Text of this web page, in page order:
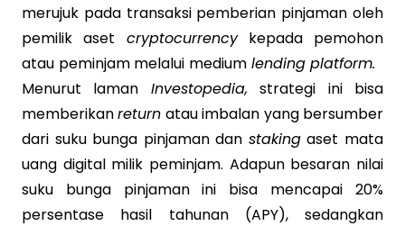
merujuk pada transaksi pemberian pinjaman oleh
pemilik aset cryptocurrencykepada pemohon
atau peminjam melalui medium lending platform.
Menurut laman Investopedia, strategi ini bisa
memberikanreturn atau imbalan yang bersumber
dari suku bunga pinjaman dan stakingaset mata
uang digital milik peminjam. Adapun besaran nilai
suku bunga pinjaman ini bisa mencapai 20%
persentase hasil tahunan (APY), sedangkan